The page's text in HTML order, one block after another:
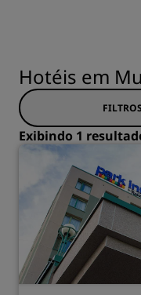
Hotéis em
FILTROS
Exibindo 1